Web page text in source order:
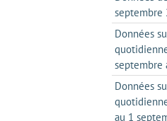
septembre
Données
septembre
Données
au 1